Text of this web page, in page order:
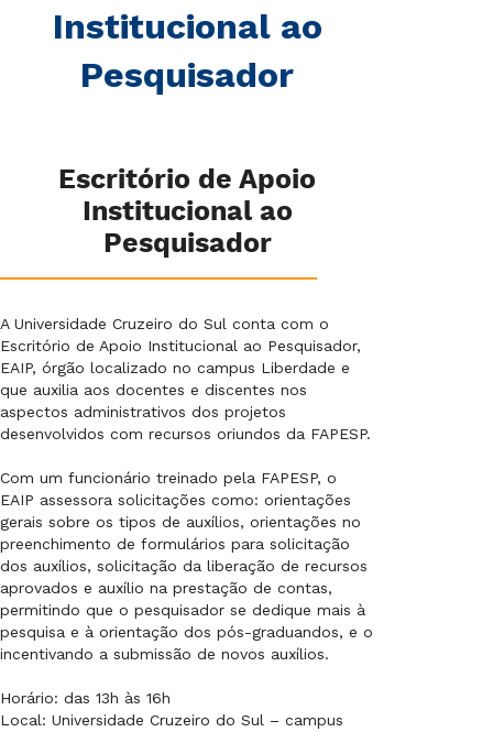
Institucional ao
Pesquisador
Escritório de Apoio
Institucional ao
Pesquisador
A Universidade Cruzeiro do Sul conta com o
Escritório de Apoio Institucional ao Pesquisador,
EAIP, órgão localizado no campus Liberdade e
que auxilia aos docentes e discentes nos
aspectos administrativos dos projetos
desenvolvidos com recursos oriundos da FAPESP.
Com um funcionário treinado pela FAPESP, o
EAIP assessora solicitações como: orientações
gerais sobre os tipos de auxílios, orientações no
preenchimento de formulários para solicitação
dos auxílios, solicitação da liberação de recursos
aprovados e auxílio na prestação de contas,
permitindo que o pesquisador se dedique mais à
pesquisa e à orientação dos pós-graduandos, e o
incentivando a submissão de novos auxílios.
Horário: das 13h às 16h
Local: Universidade Cruzeiro do Sul – campus